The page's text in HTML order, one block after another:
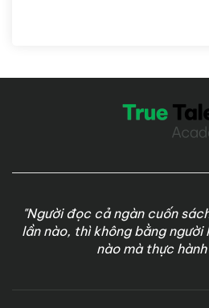
"Người đọc cả ngàn cuốn
lần nào, thì không bằng
nào mà thực